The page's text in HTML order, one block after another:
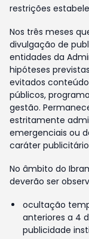
restrições
Nos três meses
divulgação de
entidades da
hipóteses
evitados
públicos,
gestão.
estritamente
emergenciais ou
caráter
No âmbito do
deverão ser
ocultação
anteriores a 4
publicidade